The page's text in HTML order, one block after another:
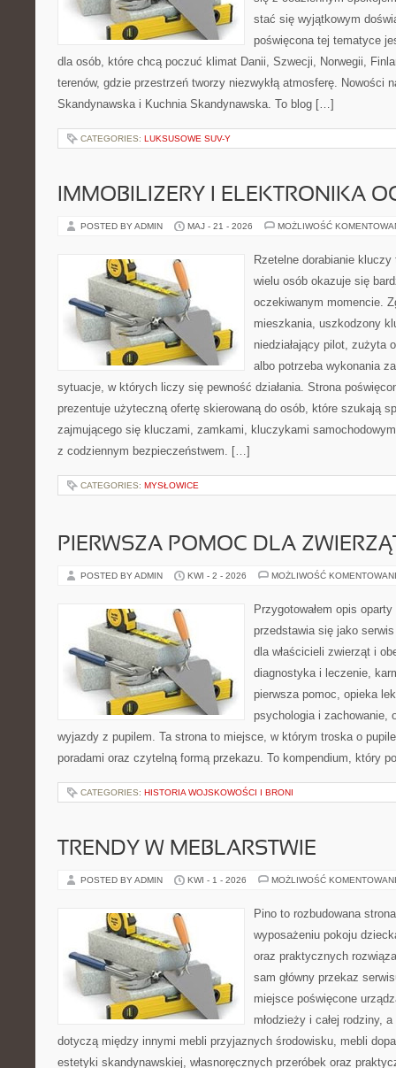
stać się wyjątkowym
poświęcona tej tematyce
dla osób, które chcą poczuć klimat Danii, Szwecji, Norwegii,
terenów, gdzie przestrzeń tworzy niezwykłą atmosferę. Nowości
Skandynawska i Kuchnia Skandynawska. To blog […]
CATEGORIES: LUKSUSOWE SUV-Y
IMMOBILIZERY I ELEKTRONIKA
POSTED BY ADMIN MAJ - 21 - 2026 MOŻLIWOŚĆ
Rzetelne dorabianie
wielu osób okazuje się
oczekiwanym momencie.
mieszkania, uszkodzony
niedziałający pilot, zużyta
albo potrzeba wykonania
sytuacje, w których liczy się pewność działania. Strona
prezentuje użyteczną ofertę skierowaną do osób, które szukają
zajmującego się kluczami, zamkami, kluczykami
z codziennym bezpieczeństwem. […]
CATEGORIES: MYSŁOWICE
PIERWSZA POMOC DLA
POSTED BY ADMIN KWI - 2 - 2026 MOŻLIWOŚĆ
Przygotowałem opis
przedstawia się jako
dla właścicieli zwierząt i
diagnostyka i leczenie,
pierwsza pomoc, opieka
psychologia i zachowanie,
wyjazdy z pupilem. Ta strona to miejsce, w którym troska o
poradami oraz czytelną formą przekazu. To kompendium, który
CATEGORIES: HISTORIA WOJSKOWOŚCI I BRONI
TRENDY W MEBLARSTWIE
POSTED BY ADMIN KWI - 1 - 2026 MOŻLIWOŚĆ
Pino to rozbudowana
wyposażeniu pokoju
oraz praktycznych
sam główny przekaz
miejsce poświęcone
młodzieży i całej rodziny,
dotyczą między innymi mebli przyjaznych środowisku, mebli
estetyki skandynawskiej, własnoręcznych przeróbek oraz